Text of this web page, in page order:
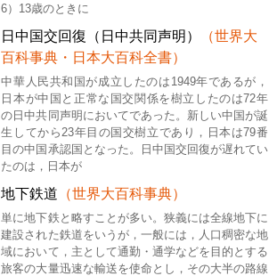
6）13歳のときに
日中国交回復（日中共同声明）
（世界大
百科事典・日本大百科全書）
中華人民共和国が成立したのは1949年であるが，
日本が中国と正常な国交関係を樹立したのは72年
の日中共同声明においてであった。新しい中国が誕
生してから23年目の国交樹立であり，日本は79番
目の中国承認国となった。日中国交回復が遅れてい
たのは，日本が
地下鉄道 （世界大百科事典）
単に地下鉄と略すことが多い。狭義には全線地下に
建設された鉄道をいうが，一般には，人口稠密な地
域において，主として通勤・通学などを目的とする
旅客の大量迅速な輸送を使命とし，その大半の路線